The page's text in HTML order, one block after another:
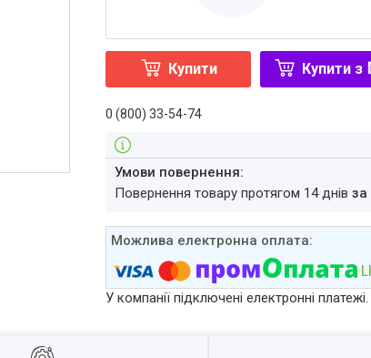
Купити Купити з
0 (800) 33-54-74
повернення товару протягом 14 днів
У компанії підключені електронні